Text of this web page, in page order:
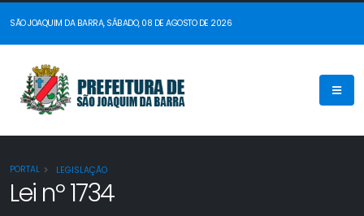
SÃO JOAQUIM DA BARRA, SÁBADO, 08 DE AGOSTO DE 2026
PORTAL LEGISLAÇÃO
Lei nº 1734